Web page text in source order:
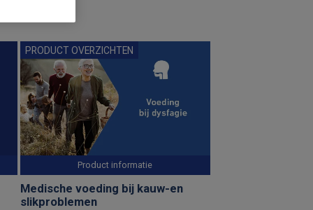
PRODUCT OVERZICHTEN
Product informatie
Medische voeding bij kauw-en
slikproblemen